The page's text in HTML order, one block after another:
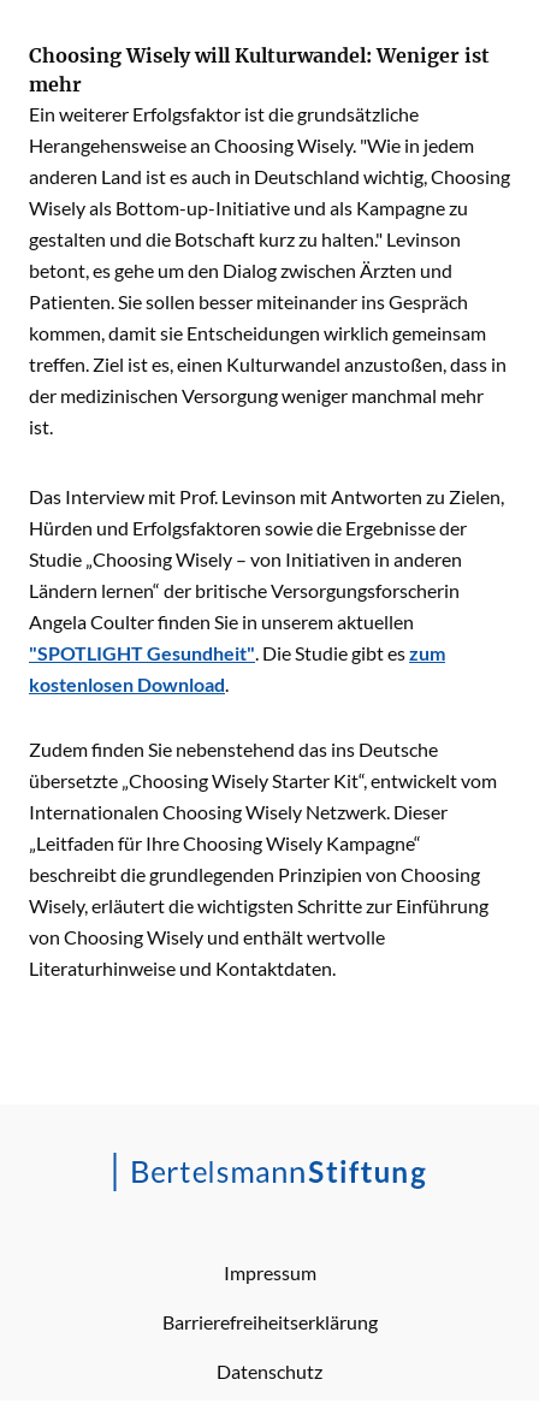
Choosing Wisely will Kulturwandel: Weniger ist
mehr
Ein weiterer Erfolgsfaktor ist die grundsätzliche
Herangehensweise an Choosing Wisely. "Wie in jedem
anderen Land ist es auch in Deutschland wichtig, Choosing
Wisely als Bottom-up-Initiative und als Kampagne zu
gestalten und die Botschaft kurz zu halten." Levinson
betont, es gehe um den Dialog zwischen Ärzten und
Patienten. Sie sollen besser miteinander ins Gespräch
kommen, damit sie Entscheidungen wirklich gemeinsam
treffen. Ziel ist es, einen Kulturwandel anzustoßen, dass in
der medizinischen Versorgung weniger manchmal mehr
ist.
Das Interview mit Prof. Levinson mit Antworten zu Zielen,
Hürden und Erfolgsfaktoren sowie die Ergebnisse der
Studie „Choosing Wisely – von Initiativen in anderen
Ländern lernen“ der britische Versorgungsforscherin
Angela Coulter finden Sie in unserem aktuellen
"SPOTLIGHT Gesundheit". Die Studie gibt eszum
kostenlosen Download.
Zudem finden Sie nebenstehend das ins Deutsche
übersetzte „Choosing Wisely Starter Kit“, entwickelt vom
Internationalen Choosing Wisely Netzwerk. Dieser
„Leitfaden für Ihre Choosing Wisely Kampagne“
beschreibt die grundlegenden Prinzipien von Choosing
Wisely, erläutert die wichtigsten Schritte zur Einführung
von Choosing Wisely und enthält wertvolle
Literaturhinweise und Kontaktdaten.
Impressum
Barrierefreiheitserklärung
Datenschutz